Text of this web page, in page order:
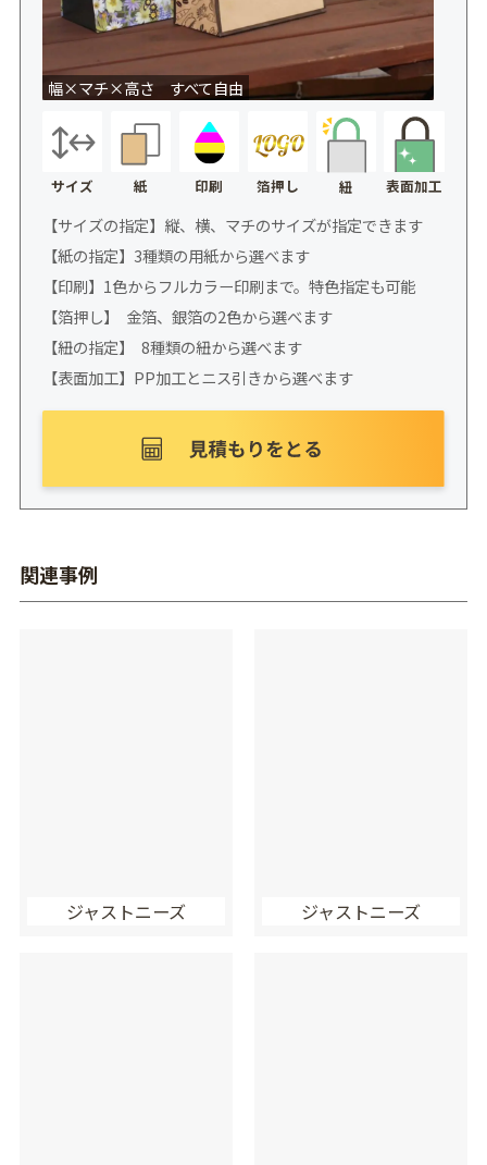
幅×マチ×高さ すべて自由
サイズ 紙 印刷 箔押し 紐 表面加工
【サイズの指定】縦、横、マチのサイズが指定できます
【紙の指定】3種類の用紙から選べます
【印刷】1色からフルカラー印刷まで。特色指定も可能
【箔押し】 金箔、銀箔の2色から選べます
【紐の指定】 8種類の紐から選べます
【表面加工】PP加工とニス引きから選べます
関連事例
ジャストニーズ ジャストニーズ